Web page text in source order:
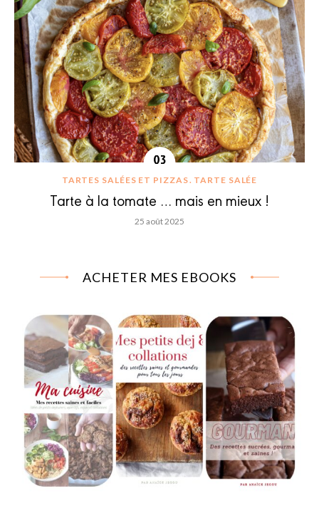
TARTES SALÉES ET PIZZAS TARTE SALÉE
Tarte à la tomate … mais en mieux !
25 août 2025
ACHETER MES EBOOKS